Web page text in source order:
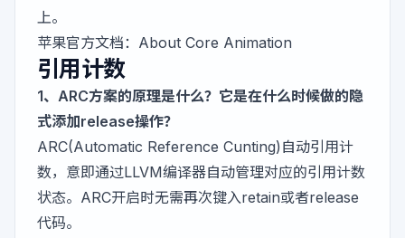
上。
苹果官方文档： About Core Animation
引用计数
1、ARC方案的原理是什么？它是在什么时候做的隐
式添加release操作？
ARC(Automatic Reference Cunting)自动引用计
数，意即通过LLVM编译器自动管理对应的引用计数
状态。ARC开启时无需再次键入retain或者release
代码。